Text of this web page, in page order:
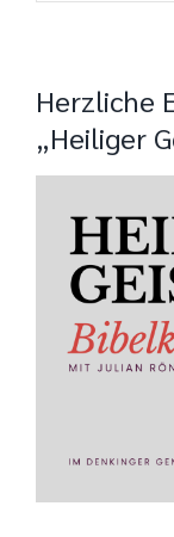
Herzliche
„Heiliger
grösseres